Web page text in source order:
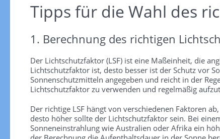
Tipps für die Wahl des
1. Berechnung des richtigen
Der Lichtschutzfaktor (LSF) ist eine Maßeinheit, die
Lichtschutzfaktor ist, desto besser ist der Schutz vor
Sonnenschutzmitteln angegeben und reicht in der
Lichtschutzfaktor zu verwenden und regelmäßig
Der richtige LSF hängt von verschiedenen Faktoren
desto höher sollte der Lichtschutzfaktor sein. Bei
Sonneneinstrahlung wie Australien oder Afrika ein